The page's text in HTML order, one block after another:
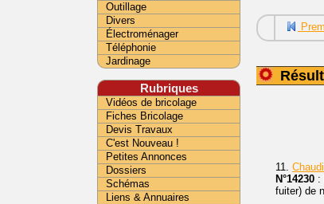
11.
N°14230 :
fuiter) de
Outillage
Divers
Électroménager
Téléphonie
Jardinage
Rubriques
Vidéos de bricolage
Fiches Bricolage
Devis Travaux
C'est Nouveau !
Petites Annonces
Dossiers
Schémas
Liens & Annuaires